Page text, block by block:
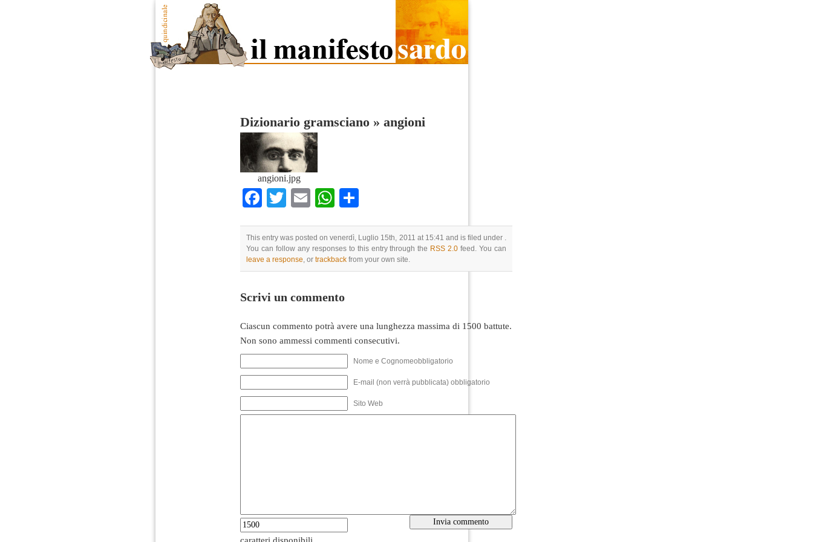
Dizionario gramsciano » angioni
angioni.jpg
Facebook
TwitterEmailWhatsApp
This entry was posted on venerdì, Luglio 15th, 2011 at 15:41 and is filed under .
You can follow any responses to this entry through the RSS 2.0 feed. You can
leave a response, or trackback from your own site.
Scrivi un commento
Ciascun commento potrà avere una lunghezza massima di 1500 battute.
Non sono ammessi commenti consecutivi.
Nome e Cognomeobbligatorio
E-mail (non verrà pubblicata) obbligatorio
Sito Web